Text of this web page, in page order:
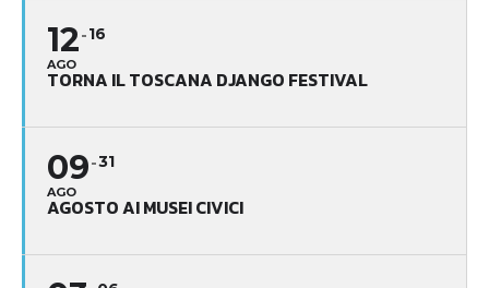
12
AGO
16
TORNA IL TOSCANA DJANGO FESTIVAL
09
AGO
31
AGOSTO AI MUSEI CIVICI